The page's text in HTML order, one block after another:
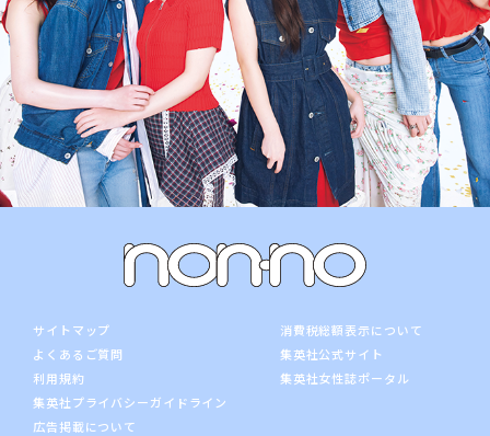
サイトマップ
よくあるご質問
利用規約
集英社プライバシーガイドライン
広告掲載について
消費税総額表示について
集英社公式サイト
集英社女性誌ポータル